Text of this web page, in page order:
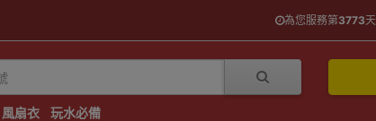
為您服務第3773天
風扇衣 玩水必備